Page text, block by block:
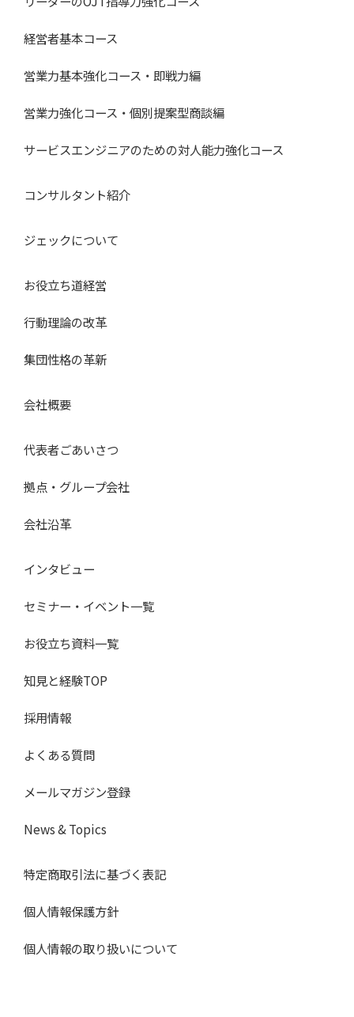
経営者基本コース
営業力基本強化コース・即戦力編
営業力強化コース・個別提案型商談編
サービスエンジニアのための対人能力強化コース
コンサルタント紹介
ジェックについて
お役立ち道経営
行動理論の改革
集団性格の革新
会社概要
代表者ごあいさつ
拠点・グループ会社
会社沿革
インタビュー
セミナー・イベント一覧
お役立ち資料一覧
知見と経験TOP
採用情報
よくある質問
メールマガジン登録
News & Topics
特定商取引法に基づく表記
個人情報保護方針
個人情報の取り扱いについて